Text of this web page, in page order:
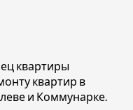
квартиры
квартир в
и Коммунарке.